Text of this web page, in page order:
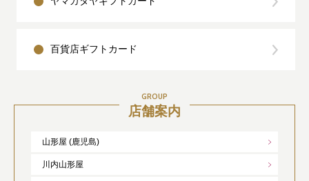
百貨店ギフトカード
GROUP
店舗案内
山形屋 (鹿児島)
川内山形屋